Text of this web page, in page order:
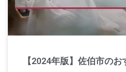
【2024年版】佐伯市の